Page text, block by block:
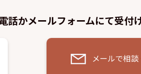
話かメールフォームにて受付
メールで相